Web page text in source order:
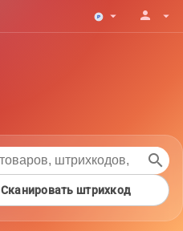
arrow_drop_down person arrow_drop_down
search
Сканировать штрихкод